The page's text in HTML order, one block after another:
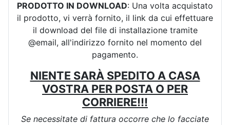
PRODOTTO IN DOWNLOAD: Una volta acquistato
il prodotto, vi verrà fornito, il link da cui effettuare
il download del file di installazione tramite
@email, all'indirizzo fornito nel momento del
pagamento.
NIENTE SARÀ SPEDITO A CASA
VOSTRA PER POSTA O PER
CORRIERE!!!
Se necessitate di fattura occorre che lo facciate